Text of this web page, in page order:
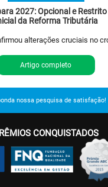
2027: Opcional e
da Reforma Tributária
alterações cruciais no
Artigo completo
nossa pesquisa de satisfação!
CONQUISTADOS